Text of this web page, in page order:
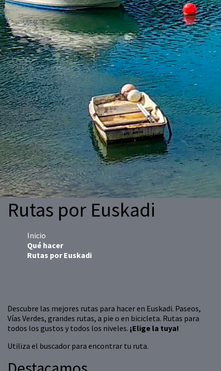
Rutas por Euskadi
Inicio
Qué hacer
Rutas por Euskadi
Descubre las mejores rutas para hacer en Euskadi. Paseos,
Vías Verdes, grandes rutas, a pie o en bicicleta. Rutas para
todos los gustos y todos los niveles. ¡Elige la tuya!
Utiliza el buscador para encontrar tu ruta.